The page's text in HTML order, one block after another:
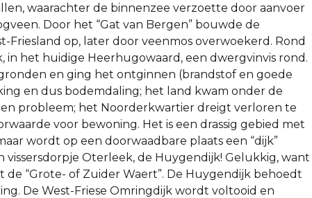
​waarachter de​ ​binnenzee​ ​verzoette​ ​door​ ​aanvoer​
Door​ ​het​ ​“Gat​ ​van​ ​Bergen”​ ​bouwde​ ​de​
op,​ ​later​ ​door​ ​veenmos​ ​overwoekerd.​ ​Rond​
​in het​ ​huidige​ ​Heerhugowaard,​ ​een​ ​dwergvinvis​ ​rond.
​en​ ​ging​ ​het​ ​ontginnen​ ​(brandstof​ ​en goede​
​en​ ​dus​ ​bodemdaling;​ ​het​ ​land​ ​kwam onder​ ​de​
​probleem;​ ​het​ ​Noorderkwartier dreigt​ ​verloren​ ​te​
​voor​ ​bewoning.​ ​Het is​ ​een​ ​drassig​ ​gebied​ ​met​
​wordt​ ​op​ ​een​ ​doorwaadbare​ ​plaats​ ​een​ ​“dijk”​
​Oterleek,​ ​de​ ​Huygendijk!​ ​Gelukkig,​ ​want​
​de​ ​“Grote-​ ​of​ ​Zuider​ ​Waert”.​ ​De​ ​Huygendijk​ ​behoedt
De​ ​West-Friese​ ​Omringdijk​ ​wordt​ ​voltooid​ ​en​